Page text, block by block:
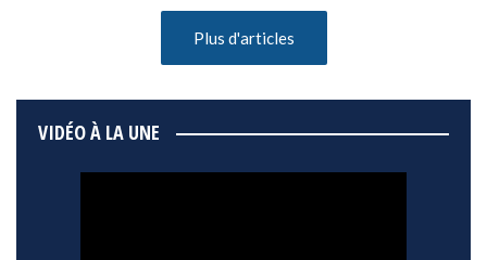
Plus d'articles
VIDÉO À LA UNE